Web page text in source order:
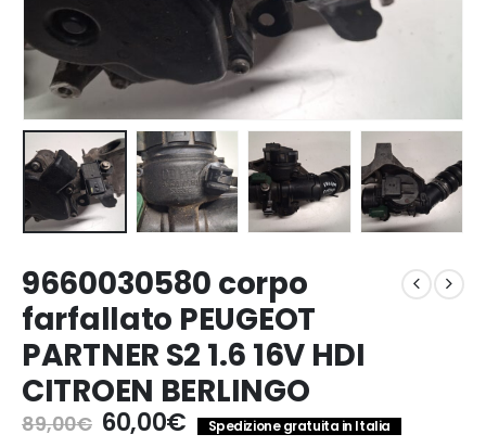
9660030580 corpo
farfallato PEUGEOT
PARTNER S2 1.6 16V HDI
CITROEN BERLINGO
89,00€ Il
60,00€Il Spedizione gratuita in Italia